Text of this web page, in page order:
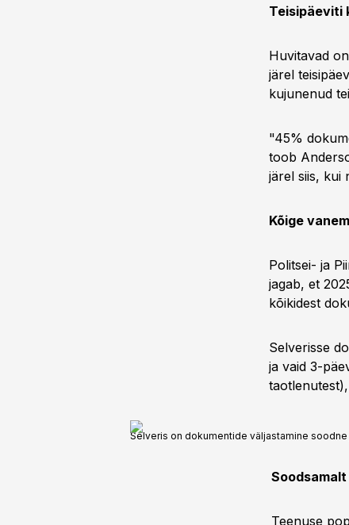
Teisipäeviti
Huvitavad
järel
kujunenud
"45%
toob
järel siis, kui
Kõige
Politsei- ja
jagab, et
kõikidest
Selverisse
ja vaid 3-
Selveris on dokumentide väljastamine soodne
Teenuse